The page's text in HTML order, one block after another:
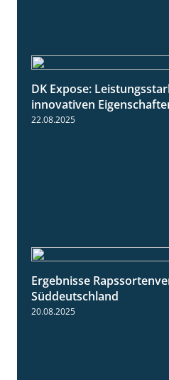
DK Expose:
innovativen
22.08.2025
Ergebnisse
Süddeutschland
20.08.2025